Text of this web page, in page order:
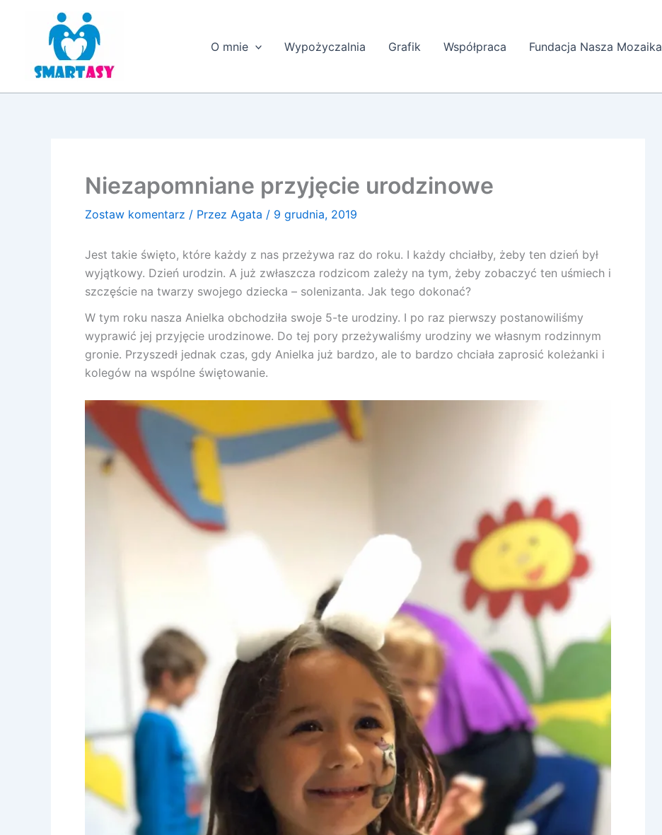
O mnie Wypożyczalnia Grafik Współpraca Fundacja Nasza Mozaika
Niezapomniane przyjęcie urodzinowe
Zostaw komentarz / Przez Agata / 9 grudnia, 2019
Jest takie święto, które każdy z nas przeżywa raz do roku. I każdy chciałby, żeby ten dzień był
wyjątkowy. Dzień urodzin. A już zwłaszcza rodzicom zależy na tym, żeby zobaczyć ten uśmiech i
szczęście na twarzy swojego dziecka – solenizanta. Jak tego dokonać?
W tym roku nasza Anielka obchodziła swoje 5-te urodziny. I po raz pierwszy postanowiliśmy
wyprawić jej przyjęcie urodzinowe. Do tej pory przeżywaliśmy urodziny we własnym rodzinnym
gronie. Przyszedł jednak czas, gdy Anielka już bardzo, ale to bardzo chciała zaprosić koleżanki i
kolegów na wspólne świętowanie.